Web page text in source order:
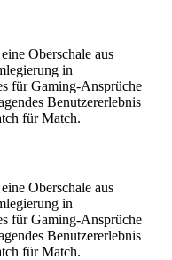
Oberschale aus
in
für Gaming-Ansprüche
Benutzererlebnis
für Match.
Oberschale aus
in
für Gaming-Ansprüche
Benutzererlebnis
für Match.